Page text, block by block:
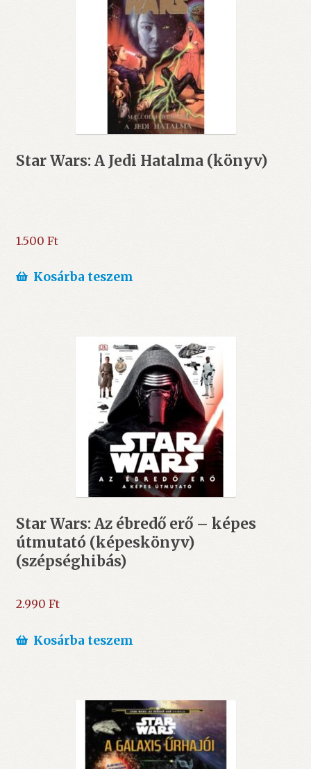
Star Wars: A Jedi Hatalma (könyv)
1.500 Ft
Kosárba teszem
Star Wars: Az ébredő erő – képes
útmutató (képeskönyv)
(szépséghibás)
2.990 Ft
Kosárba teszem